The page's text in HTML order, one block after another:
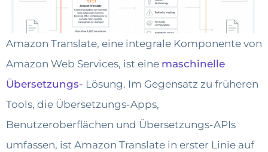
Amazon Translate, eine integrale Komponente von
Amazon Web Services, ist eine maschinelle
Übersetzungs- Lösung. Im Gegensatz zu früheren
Tools, die Übersetzungs-Apps,
Benutzeroberflächen und Übersetzungs-APIs
umfassen, ist Amazon Translate in erster Linie auf